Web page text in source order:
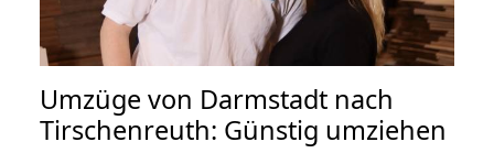
Umzüge von Darmstadt nach
Tirschenreuth: Günstig umziehen